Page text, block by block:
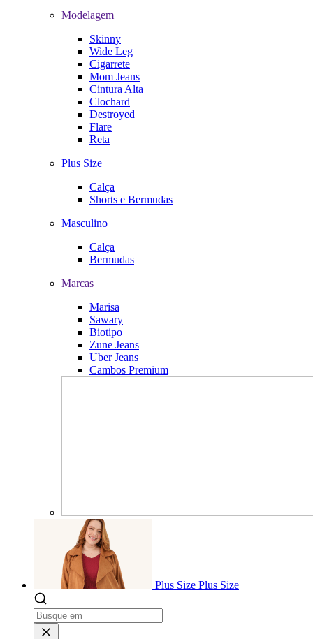
Modelagem
Skinny
Wide Leg
Cigarrete
Mom Jeans
Cintura Alta
Clochard
Destroyed
Flare
Reta
Plus Size
Calça
Shorts e Bermudas
Masculino
Calça
Bermudas
Marcas
Marisa
Sawary
Biotipo
Zune Jeans
Uber Jeans
Cambos Premium
Plus Size Plus Size